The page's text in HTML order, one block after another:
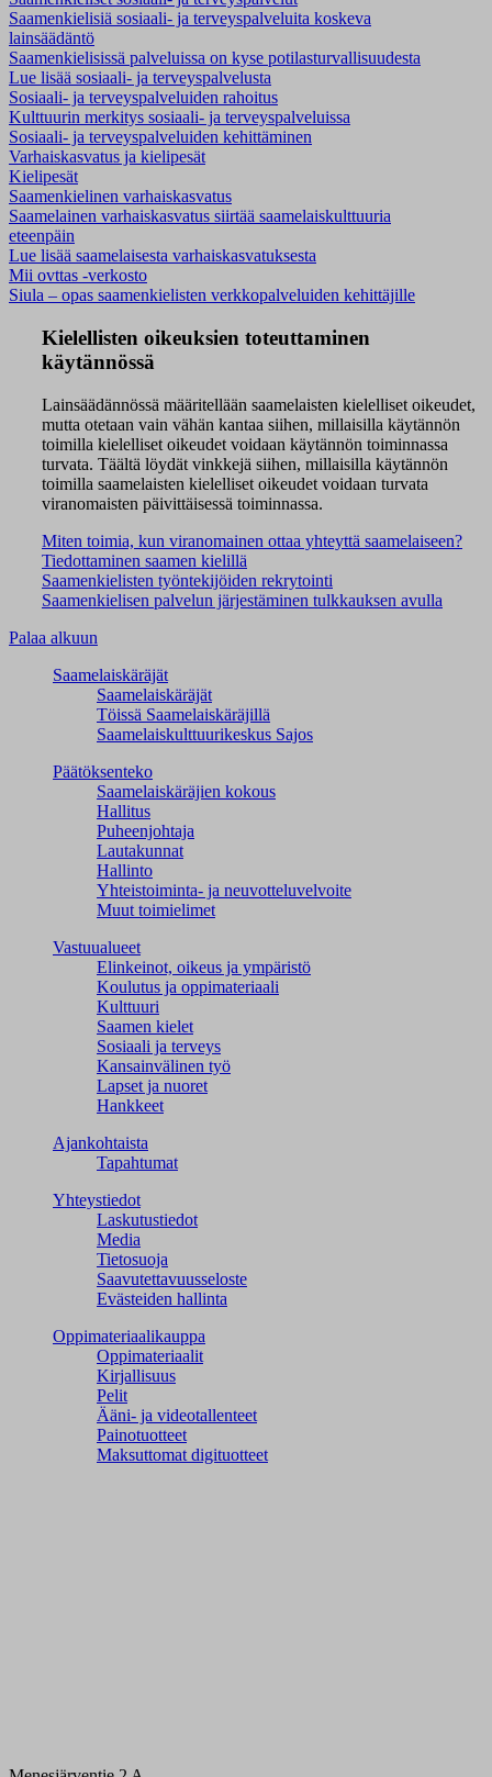
Saamenkielisiä sosiaali- ja terveyspalveluita koskeva
lainsäädäntö
Saamenkielisissä palveluissa on kyse potilasturvallisuudesta
Lue lisää sosiaali- ja terveyspalvelusta
Sosiaali- ja terveyspalveluiden rahoitus
Kulttuurin merkitys sosiaali- ja terveyspalveluissa
Sosiaali- ja terveyspalveluiden kehittäminen
Varhaiskasvatus ja kielipesät
Kielipesät
Saamenkielinen varhaiskasvatus
Saamelainen varhaiskasvatus siirtää saamelaiskulttuuria
eteenpäin
Lue lisää saamelaisesta varhaiskasvatuksesta
Mii ovttas -verkosto
Siula – opas saamenkielisten verkkopalveluiden kehittäjille
Kielellisten oikeuksien toteuttaminen
käytännössä
Lainsäädännössä määritellään saamelaisten kielelliset oikeudet,
mutta otetaan vain vähän kantaa siihen, millaisilla käytännön
toimilla kielelliset oikeudet voidaan käytännön toiminnassa
turvata. Täältä löydät vinkkejä siihen, millaisilla käytännön
toimilla saamelaisten kielelliset oikeudet voidaan turvata
viranomaisten päivittäisessä toiminnassa.
Miten toimia, kun viranomainen ottaa yhteyttä saamelaiseen?
Tiedottaminen saamen kielillä
Saamenkielisten työntekijöiden rekrytointi
Saamenkielisen palvelun järjestäminen tulkkauksen avulla
Palaa alkuun
Saamelaiskäräjät
Saamelaiskäräjät
Töissä Saamelaiskäräjillä
Saamelaiskulttuuri­keskus Sajos
Päätöksenteko
Saamelaiskäräjien kokous
Hallitus
Puheenjohtaja
Lautakunnat
Hallinto
Yhteistoiminta- ja neuvotteluvelvoite
Muut toimielimet
Vastuualueet
Elinkeinot, oikeus ja ympäristö
Koulutus ja oppimateriaali
Kulttuuri
Saamen kielet
Sosiaali ja terveys
Kansainvälinen työ
Lapset ja nuoret
Hankkeet
Ajankohtaista
Tapahtumat
Yhteystiedot
Laskutustiedot
Media
Tietosuoja
Saavutettavuusseloste
Evästeiden hallinta
Oppimateriaalikauppa
Oppimateriaalit
Kirjallisuus
Pelit
Ääni- ja videotallenteet
Painotuotteet
Maksuttomat digituotteet